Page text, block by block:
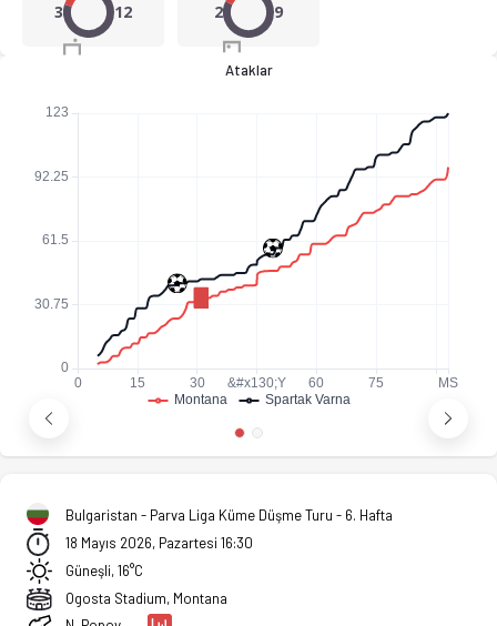
3 12 2 9
Ataklar
Bulgaristan - Parva Liga Küme Düşme Turu - 6. Hafta
18 Mayıs 2026, Pazartesi 16:30
Güneşli, 16°C
Ogosta Stadium, Montana